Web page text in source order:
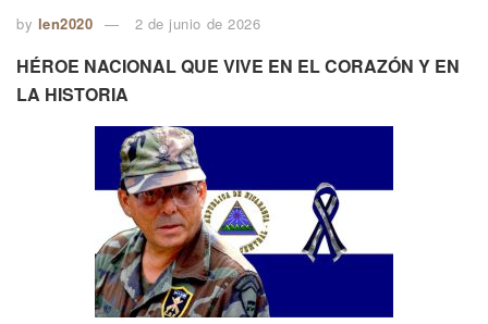
by len2020 2 de junio de 2026
HÉROE NACIONAL QUE VIVE EN EL CORAZÓN Y EN
LA HISTORIA